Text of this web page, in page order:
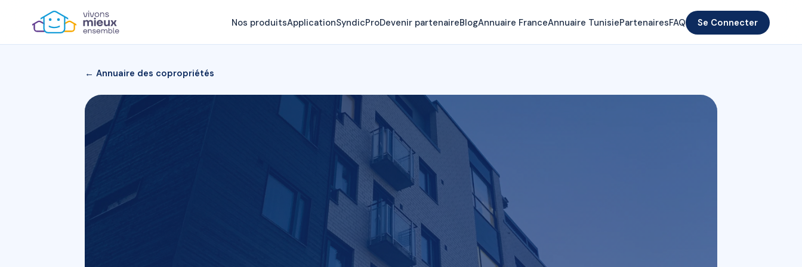
Nos produitsApplicationSyndicProDevenir partenaireBlogAnnuaire FranceAnnuaire TunisiePartenairesFAQ Se Connecter
← Annuaire des copropriétés